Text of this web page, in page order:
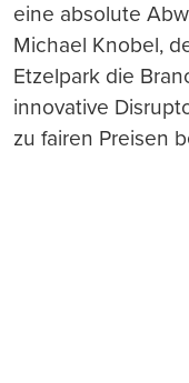
eine absolute
Michael Knobel,
Etzelpark die
innovative
zu fairen Preisen